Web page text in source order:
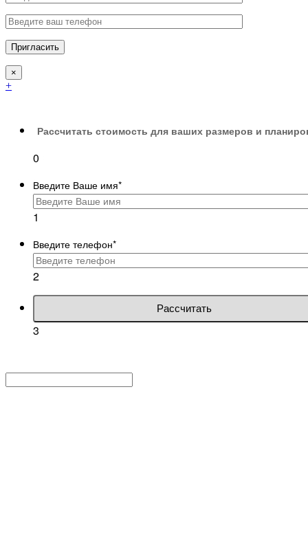
×
+
Рассчитать стоимость для ваших размеров и
0
Введите Ваше имя*
1
Введите телефон*
2
Рассчитать
3